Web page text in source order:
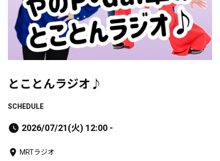
とことんラジオ♪
SCHEDULE
2026/07/21(火) 12:00 -
MRTラジオ